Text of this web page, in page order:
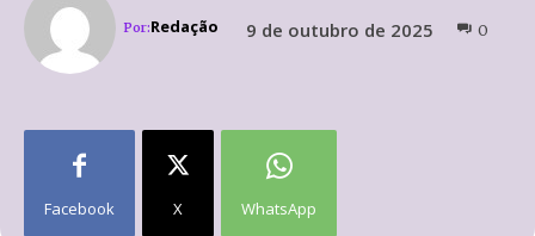
Por:Redação 9 de outubro de 2025 0
Facebook X WhatsApp